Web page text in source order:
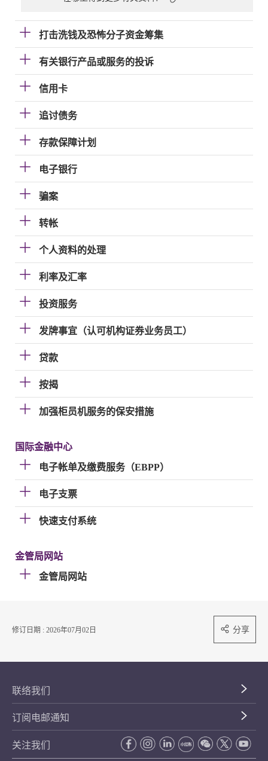
打击洗钱及恐怖分子资金筹集
有关银行产品或服务的投诉
信用卡
追讨债务
存款保障计划
电子银行
骗案
转帐
个人资料的处理
利率及汇率
投资服务
发牌事宜（认可机构证券业务员工）
贷款
按揭
加强柜员机服务的保安措施
国际金融中心
电子帐单及缴费服务（EBPP）
电子支票
快速支付系统
金管局网站
金管局网站
修订日期 : 2026年07月02日 分享
联络我们
订阅电邮通知
关注我们